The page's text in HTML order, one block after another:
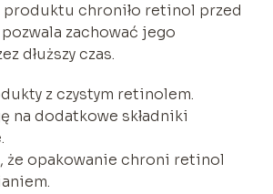
produktu chroniło retinol przed
zachować jego
dłuższy czas.
z czystym retinolem.
na dodatkowe składniki
że opakowanie chroni retinol